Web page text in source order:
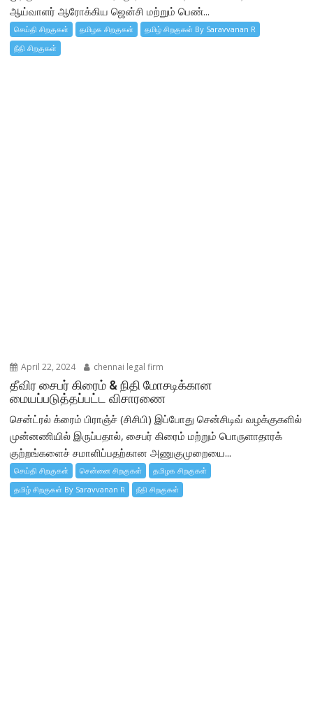
ஆய்வாளர் ஆரோக்கிய ஜென்சி மற்றும் பெண்...
செய்தி சிறகுகள் தமிழக சிறகுகள்
தமிழ் சிறகுகள் By Saravvanan R
நீதி சிறகுகள்
April 22, 2024 chennai legal firm
தீவிர சைபர் கிரைம் & நிதி மோசடிக்கான
மையப்படுத்தப்பட்ட விசாரணை
சென்ட்ரல் க்ரைம் பிராஞ்ச் (சிசிபி) இப்போது சென்சிடிவ் வழக்குகளில்
முன்னணியில் இருப்பதால், சைபர் கிரைம் மற்றும் பொருளாதாரக்
குற்றங்களைச் சமாளிப்பதற்கான அணுகுமுறையை...
செய்தி சிறகுகள் சென்னை சிறகுகள்
தமிழக சிறகுகள்
தமிழ் சிறகுகள் By Saravvanan R
நீதி சிறகுகள்